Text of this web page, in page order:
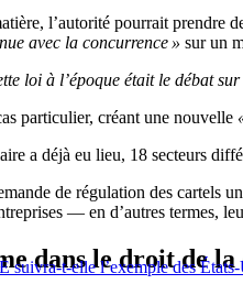
l’autorité pourrait prendre
avec la concurrence » sur un
loi à l’époque était le débat
particulier, créant une nouvelle
a déjà eu lieu, 18 secteurs
de régulation des cartels
— en d’autres termes,
suivra-t-elle l’exemple des
dans le droit de